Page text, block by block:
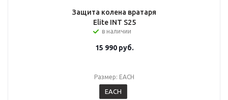
Защита колена вратаря
Elite INT S25
в наличии
15 990руб.
Размер: EACH
EACH